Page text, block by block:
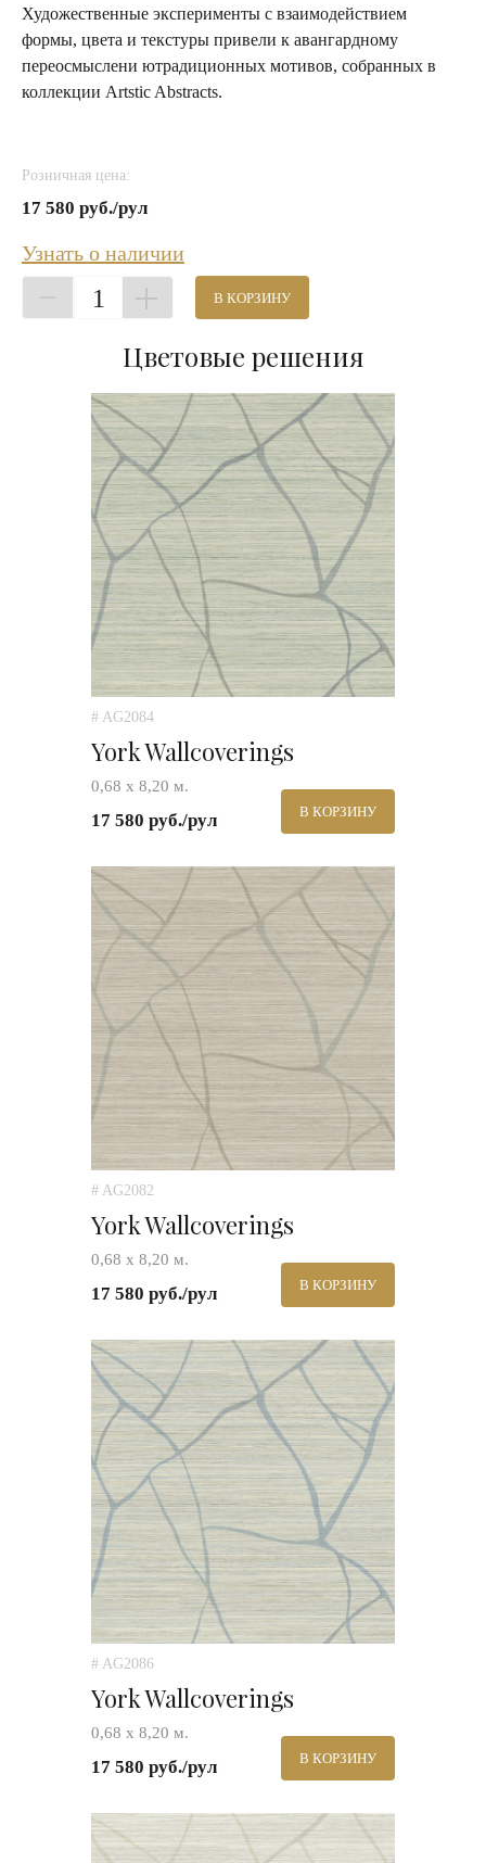
Художественные эксперименты с взаимодействием
формы, цвета и текстуры привели к авангардному
переосмыслени ютрадиционных мотивов, собранных в
коллекции Artstic Abstracts.
Розничная цена:
17 580 руб./рул
Узнать о наличии
1 В КОРЗИНУ
Цветовые решения
# AG2084
York Wallcoverings
0,68 х 8,20 м.
17 580 руб./рул В КОРЗИНУ
# AG2082
York Wallcoverings
0,68 х 8,20 м.
17 580 руб./рул В КОРЗИНУ
# AG2086
York Wallcoverings
0,68 х 8,20 м.
17 580 руб./рул В КОРЗИНУ